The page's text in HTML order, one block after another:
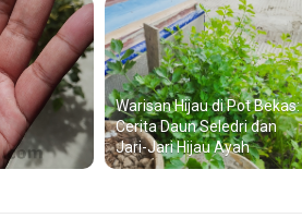
Warisan Hijau di Pot Bekas:
Cerita Daun Seledri dan
Jari-Jari Hijau Ayah